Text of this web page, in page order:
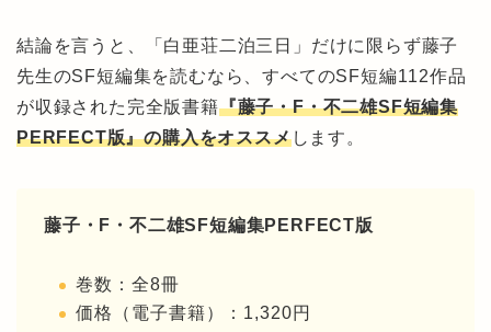
結論を言うと、「白亜荘二泊三日」だけに限らず藤子
先生のSF短編集を読むなら、すべてのSF短編112作品
が収録された完全版書籍『藤子・F・不二雄SF短編集
PERFECT版』の購入をオススメします。
藤子・F・不二雄SF短編集PERFECT版
巻数：全8冊
価格（電子書籍）：1,320円